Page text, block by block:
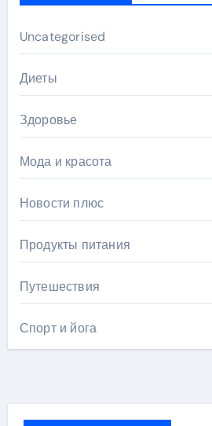
Uncategorised
Диеты
Здоровье
Мода и красота
Новости плюс
Продукты питания
Путешествия
Спорт и йога